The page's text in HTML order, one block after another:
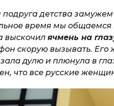
подруга детства
время мы общаемся
выскочил ячмень на
скорую вызывать.
дулю и плюнула в
что все русские